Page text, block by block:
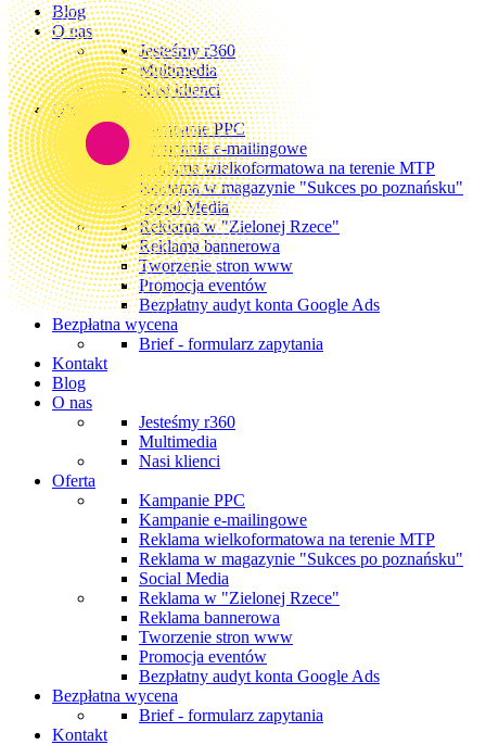
Blog
O nas
Jesteśmy r360
Multimedia
Nasi klienci
Oferta
Kampanie PPC
Kampanie e-mailingowe
Reklama wielkoformatowa na terenie MTP
Reklama w magazynie "Sukces po poznańsku"
Social Media
Reklama w "Zielonej Rzece"
Reklama bannerowa
Tworzenie stron www
Promocja eventów
Bezpłatny audyt konta Google Ads
Bezpłatna wycena
Brief - formularz zapytania
Kontakt
Blog
O nas
Jesteśmy r360
Multimedia
Nasi klienci
Oferta
Kampanie PPC
Kampanie e-mailingowe
Reklama wielkoformatowa na terenie MTP
Reklama w magazynie "Sukces po poznańsku"
Social Media
Reklama w "Zielonej Rzece"
Reklama bannerowa
Tworzenie stron www
Promocja eventów
Bezpłatny audyt konta Google Ads
Bezpłatna wycena
Brief - formularz zapytania
Kontakt